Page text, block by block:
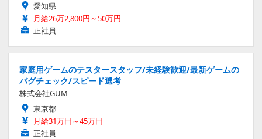
愛知県
月給26万2,800円～50万円
正社員
家庭用ゲームのテスタースタッフ/未経験歓迎/最新ゲームの
バグチェック/スピード選考
株式会社GUM
東京都
月給31万円～45万円
正社員